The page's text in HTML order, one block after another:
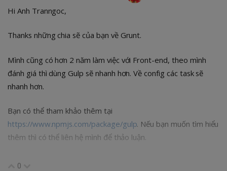
Hi Anh Tranngoc,
Thanks những chia sẽ của bạn về Grunt.
Mình cũng có hơn 2 năm làm việc với Front-end, theo mình
đánh giá thì dùng Gulp sẽ nhanh hơn. Về config các task sẽ
nhanh hơn.
Bạn có thể tham khảo thêm tại
https://www.npmjs.com/package/gulp. Nếu bạn muốn tìm hiểu
thêm thì có thể liên hệ mình để thảo luận.
Good luck!
0